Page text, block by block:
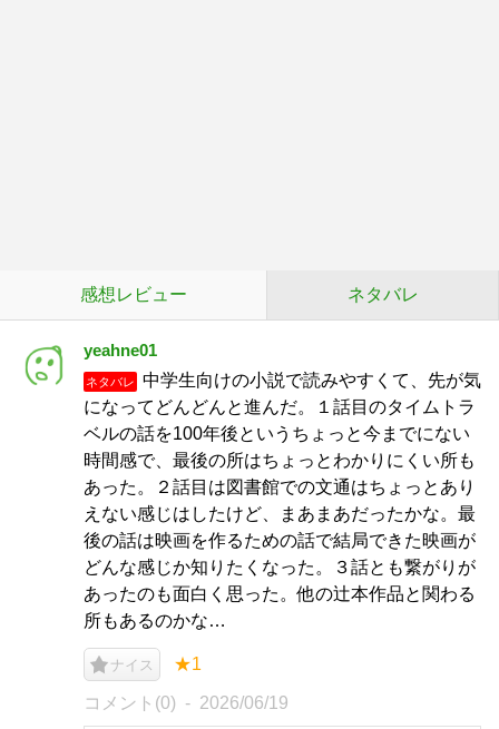
感想レビュー ネタバレ
yeahne01
ネタバレ
中学生向けの小説で読みやすくて、先が気
になってどんどんと進んだ。１話目のタイムトラ
ベルの話を100年後というちょっと今までにない
時間感で、最後の所はちょっとわかりにくい所も
あった。２話目は図書館での文通はちょっとあり
えない感じはしたけど、まあまあだったかな。最
後の話は映画を作るための話で結局できた映画が
どんな感じか知りたくなった。３話とも繋がりが
あったのも面白く思った。他の辻本作品と関わる
所もあるのかな…
ナイス ★1
コメント(0) 2026/06/19